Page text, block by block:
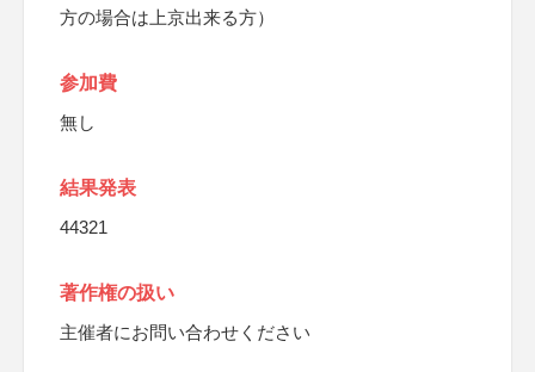
方の場合は上京出来る方）
参加費
無し
結果発表
44321
著作権の扱い
主催者にお問い合わせください